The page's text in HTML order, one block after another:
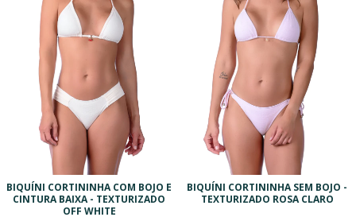
BIQUÍNI CORTININHA COM BOJO E
CINTURA BAIXA - TEXTURIZADO
OFF WHITE
BIQUÍNI CORTININHA SEM BOJO -
TEXTURIZADO ROSA CLARO